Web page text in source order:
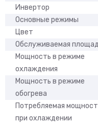
Инвертор
Основные режимы
Цвет
Обслуживаемая
Мощность в режиме
охлаждения
Мощность в режиме
обогрева
Потребляемая
при охлаждении